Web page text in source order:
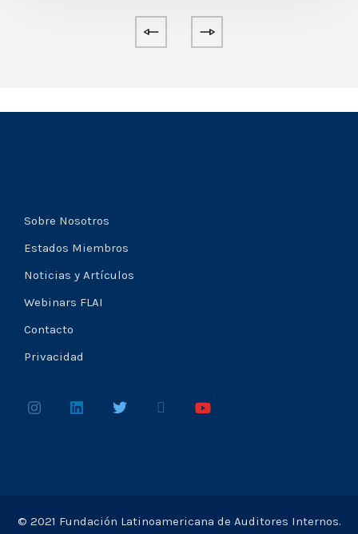
Sobre Nosotros
Estados Miembros
Noticias y Artículos
Webinars FLAI
Contacto
Privacidad
© 2021 Fundación Latinoamericana de Auditores Internos.